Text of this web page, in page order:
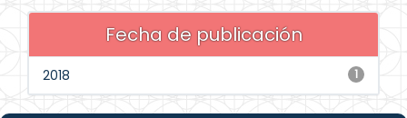
Fecha de publicación
1
2018